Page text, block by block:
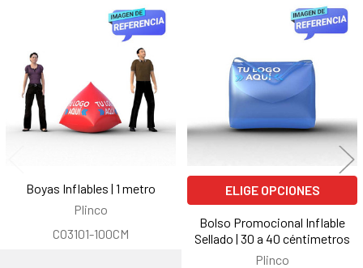
relacionados
Boyas Inflables | 1 metro
Plinco
CO3101-100CM
ELIGE OPCIONES
Bolso Promocional Inflable
Sellado | 30 a 40 céntimetros
Plinco